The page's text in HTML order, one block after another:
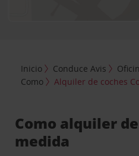
Inicio Conduce Avis
Como
Alquiler de coches
Como alquiler
medida